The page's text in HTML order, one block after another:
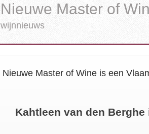
Nieuwe Master of
wijnnieuws
Nieuwe Master of Wine is een
Kahtleen van den